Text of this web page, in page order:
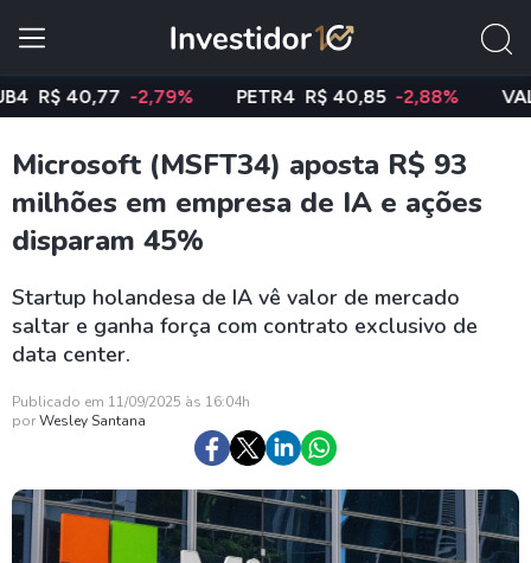
40,77 -2,79% PETR4 R$ 40,85 -2,88% VALE3
Microsoft (MSFT34) aposta R$ 93
milhões em empresa de IA e ações
disparam 45%
Startup holandesa de IA vê valor de mercado
saltar e ganha força com contrato exclusivo de
data center.
Publicado em 11/09/2025 às 16:04h
porWesley Santana